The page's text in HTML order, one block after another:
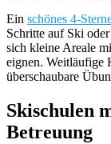
Ein schönes 4-
Schritte auf Ski
sich kleine Areale
eignen. Weitläufige
überschaubare
Skischulen
Betreuung